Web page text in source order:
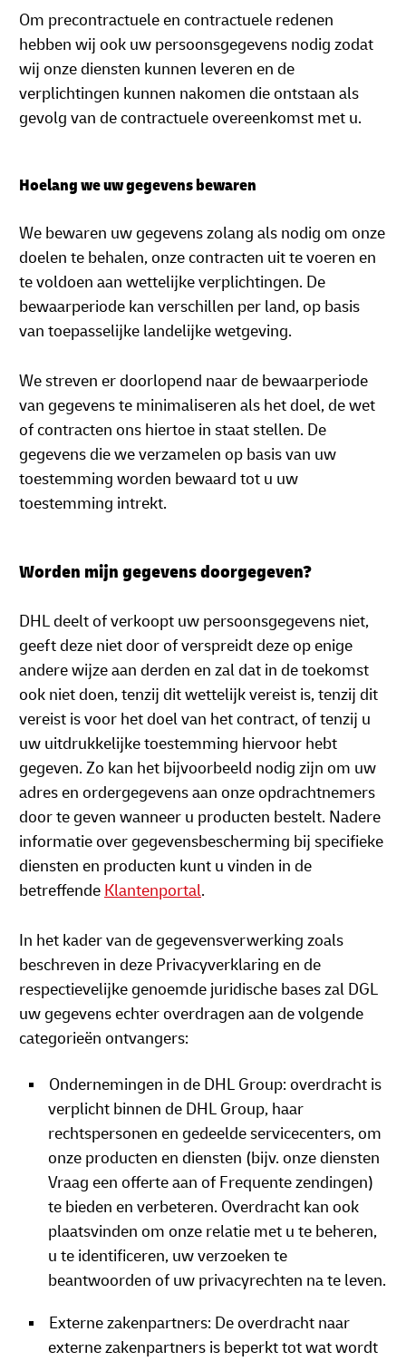
Om precontractuele en contractuele redenen
hebben wij ook uw persoonsgegevens nodig zodat
wij onze diensten kunnen leveren en de
verplichtingen kunnen nakomen die ontstaan als
gevolg van de contractuele overeenkomst met u.
Hoelang we uw gegevens bewaren
We bewaren uw gegevens zolang als nodig om onze
doelen te behalen, onze contracten uit te voeren en
te voldoen aan wettelijke verplichtingen. De
bewaarperiode kan verschillen per land, op basis
van toepasselijke landelijke wetgeving.
We streven er doorlopend naar de bewaarperiode
van gegevens te minimaliseren als het doel, de wet
of contracten ons hiertoe in staat stellen. De
gegevens die we verzamelen op basis van uw
toestemming worden bewaard tot u uw
toestemming intrekt.
Worden mijn gegevens doorgegeven?
DHL deelt of verkoopt uw persoonsgegevens niet,
geeft deze niet door of verspreidt deze op enige
andere wijze aan derden en zal dat in de toekomst
ook niet doen, tenzij dit wettelijk vereist is, tenzij dit
vereist is voor het doel van het contract, of tenzij u
uw uitdrukkelijke toestemming hiervoor hebt
gegeven. Zo kan het bijvoorbeeld nodig zijn om uw
adres en ordergegevens aan onze opdrachtnemers
door te geven wanneer u producten bestelt. Nadere
informatie over gegevensbescherming bij specifieke
diensten en producten kunt u vinden in de
betreffende Klantenportal.
In het kader van de gegevensverwerking zoals
beschreven in deze Privacyverklaring en de
respectievelijke genoemde juridische bases zal DGL
uw gegevens echter overdragen aan de volgende
categorieën ontvangers:
Ondernemingen in de DHL Group: overdracht is
verplicht binnen de DHL Group, haar
rechtspersonen en gedeelde servicecenters, om
onze producten en diensten (bijv. onze diensten
Vraag een offerte aan of Frequente zendingen)
te bieden en verbeteren. Overdracht kan ook
plaatsvinden om onze relatie met u te beheren,
u te identificeren, uw verzoeken te
beantwoorden of uw privacyrechten na te leven.
Externe zakenpartners: De overdracht naar
externe zakenpartners is beperkt tot wat wordt